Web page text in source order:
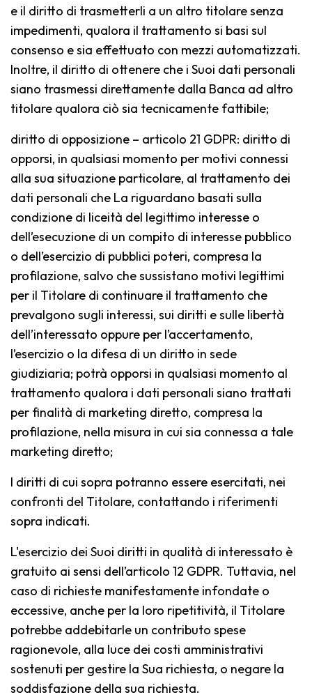
e il diritto di trasmetterli a un altro titolare senza
impedimenti, qualora il trattamento si basi sul
consenso e sia effettuato con mezzi automatizzati.
Inoltre, il diritto di ottenere che i Suoi dati personali
siano trasmessi direttamente dalla Banca ad altro
titolare qualora ciò sia tecnicamente fattibile;
diritto di opposizione – articolo 21 GDPR: diritto di
opporsi, in qualsiasi momento per motivi connessi
alla sua situazione particolare, al trattamento dei
dati personali che La riguardano basati sulla
condizione di liceità del legittimo interesse o
dell’esecuzione di un compito di interesse pubblico
o dell’esercizio di pubblici poteri, compresa la
profilazione, salvo che sussistano motivi legittimi
per il Titolare di continuare il trattamento che
prevalgono sugli interessi, sui diritti e sulle libertà
dell’interessato oppure per l’accertamento,
l’esercizio o la difesa di un diritto in sede
giudiziaria; potrà opporsi in qualsiasi momento al
trattamento qualora i dati personali siano trattati
per finalità di marketing diretto, compresa la
profilazione, nella misura in cui sia connessa a tale
marketing diretto;
I diritti di cui sopra potranno essere esercitati, nei
confronti del Titolare, contattando i riferimenti
sopra indicati.
L'esercizio dei Suoi diritti in qualità di interessato è
gratuito ai sensi dell’articolo 12 GDPR. Tuttavia, nel
caso di richieste manifestamente infondate o
eccessive, anche per la loro ripetitività, il Titolare
potrebbe addebitarle un contributo spese
ragionevole, alla luce dei costi amministrativi
sostenuti per gestire la Sua richiesta, o negare la
soddisfazione della sua richiesta.